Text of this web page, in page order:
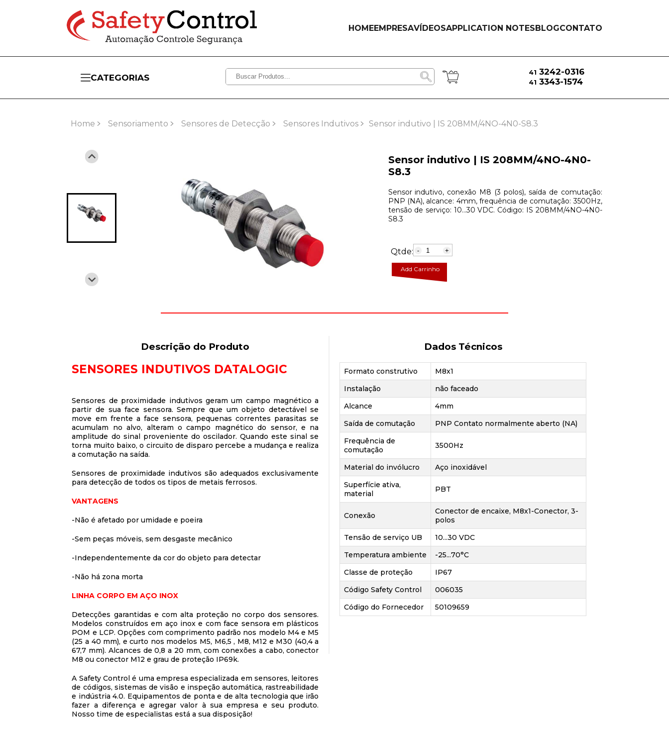
HOMEEMPRESAVÍDEOSAPPLICATION NOTESBLOGCONTATO
CATEGORIAS
41 3242-0316
41 3343-1574
Home Sensoriamento Sensores de Detecção Sensores Indutivos Sensor indutivo | IS 208MM/4NO-4N0-S8.3
Sensor indutivo | IS 208MM/4NO-4N0-
S8.3
Sensor indutivo, conexão M8 (3 polos), saída de comutação:
PNP (NA), alcance: 4mm, frequência de comutação: 3500Hz,
tensão de serviço: 10...30 VDC. Código: IS 208MM/4NO-4N0-
S8.3
Qtde: - +
Add Carrinho
Descrição do Produto
SENSORES INDUTIVOS DATALOGIC
Sensores de proximidade indutivos geram um campo magnético a
partir de sua face sensora. Sempre que um objeto detectável se
move em frente a face sensora, pequenas correntes parasitas se
acumulam no alvo, alteram o campo magnético do sensor, e na
amplitude do sinal proveniente do oscilador. Quando este sinal se
torna muito baixo, o circuito de disparo percebe a mudança e realiza
a comutação na saída.
Sensores de proximidade indutivos são adequados exclusivamente
para detecção de todos os tipos de metais ferrosos.
VANTAGENS
-Não é afetado por umidade e poeira
-Sem peças móveis, sem desgaste mecânico
-Independentemente da cor do objeto para detectar
-Não há zona morta
LINHA CORPO EM AÇO INOX
Detecções garantidas e com alta proteção no corpo dos sensores.
Modelos construídos em aço inox e com face sensora em plásticos
POM e LCP. Opções com comprimento padrão nos modelo M4 e M5
(25 a 40 mm), e curto nos modelos M5, M6,5 , M8, M12 e M30 (40,4 a
67,7 mm). Alcances de 0,8 a 20 mm, com conexões a cabo, conector
M8 ou conector M12 e grau de proteção IP69k.
A Safety Control é uma empresa especializada em sensores, leitores
de códigos, sistemas de visão e inspeção automática, rastreabilidade
e indústria 4.0. Equipamentos de ponta e de alta tecnologia que irão
fazer a diferença e agregar valor à sua empresa e seu produto.
Nosso time de especialistas está a sua disposição!
Dados Técnicos
Formato construtivo
M8x1
Instalação
não faceado
Alcance
4mm
Saída de comutação
PNP Contato normalmente aberto (NA)
Frequência de
comutação
3500Hz
Material do invólucro
Aço inoxidável
Superfície ativa,
material
PBT
Conexão
Conector de encaixe, M8x1-Conector, 3-
polos
Tensão de serviço UB
10...30 VDC
Temperatura ambiente
-25...70°C
Classe de proteção
IP67
Código Safety Control
006035
Código do Fornecedor
50109659